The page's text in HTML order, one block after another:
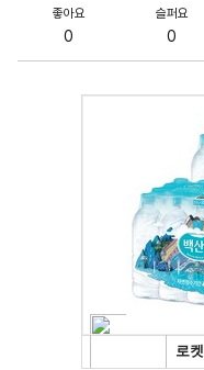
좋아요
0
슬퍼요
0